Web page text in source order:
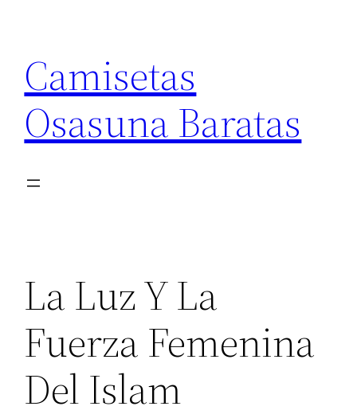
contenido
Camisetas
Osasuna Baratas
La Luz Y La
Fuerza Femenina
Del Islam